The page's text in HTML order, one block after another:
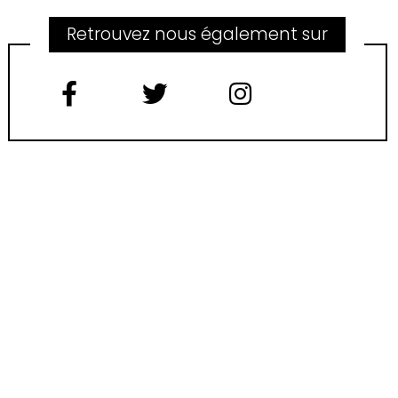
Retrouvez nous également sur